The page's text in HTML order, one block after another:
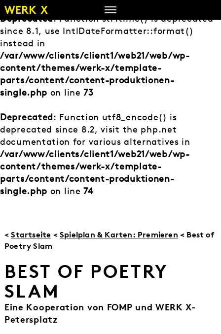
Zum
Inhalt
springen
Deprecated: Function strftime() is deprecated
since 8.1, use IntlDateFormatter::format()
instead in
/var/www/clients/client1/web21/web/wp-
content/themes/werk-x/template-
parts/content/content-produktionen-
single.php on line73
Deprecated: Function utf8_encode() is
deprecated since 8.2, visit the php.net
documentation for various alternatives in
/var/www/clients/client1/web21/web/wp-
content/themes/werk-x/template-
parts/content/content-produktionen-
single.php on line74
<Startseite < Spielplan & Karten: Premieren < Best of
Poetry Slam
BEST OF POETRY
SLAM
Eine Kooperation von FOMP und WERK X-
Petersplatz